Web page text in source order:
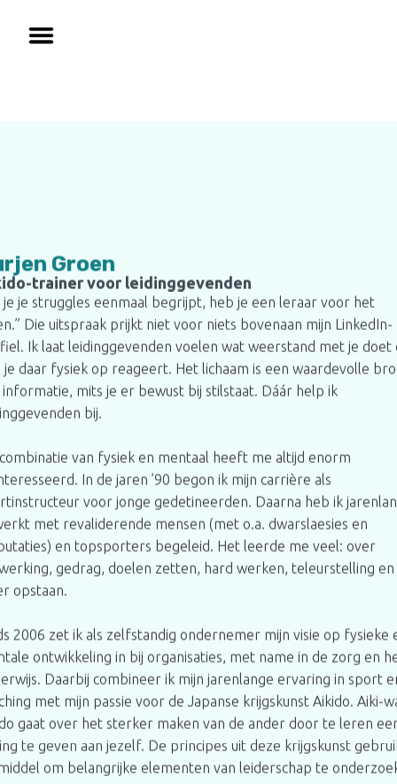
Groen
trainer voor leidinggevenden
je je struggles eenmaal begrijpt, heb je een leraar voor het
Die uitspraak prijkt niet voor niets bovenaan mijn LinkedIn-
Ik laat leidinggevenden voelen wat weerstand met je doet
je daar fysiek op reageert. Het lichaam is een waardevolle
informatie, mits je er bewust bij stilstaat. Dáár help ik
bij.
van fysiek en mentaal heeft me altijd enorm
In de jaren ’90 begon ik mijn carrière als
voor jonge gedetineerden. Daarna heb ik
met revaliderende mensen (met o.a. dwarslaesies en
en topsporters begeleid. Het leerde me veel: over
gedrag, doelen zetten, hard werken, teleurstelling en
opstaan.
2006 zet ik als zelfstandig ondernemer mijn visie op fysieke
ontwikkeling in bij organisaties, met name in de zorg en
Daarbij combineer ik mijn jarenlange ervaring in sport
met mijn passie voor de Japanse krijgskunst Aikido. Aiki-
gaat over het sterker maken van de ander door te leren
te geven aan jezelf. De principes uit deze krijgskunst
om belangrijke elementen van leiderschap te